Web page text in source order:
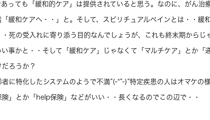
あっても「緩和的ケア」は提供されていると思う。なのに、がん治
緩和ケアへ・・」と。そして、スピリチュアルペインとは・・緩
死の受入れに寄り添う目的なんでしょうが、これも終末期からじ
事かと・・そして「緩和ケア」じゃなくて「マルチケア」とか「
ろうか？
に特化したシステムのようで不満”(-“”-)”特定疾患の人はオマケの
」とか「help保険」などがいい・・長くなるのでこの辺で・・